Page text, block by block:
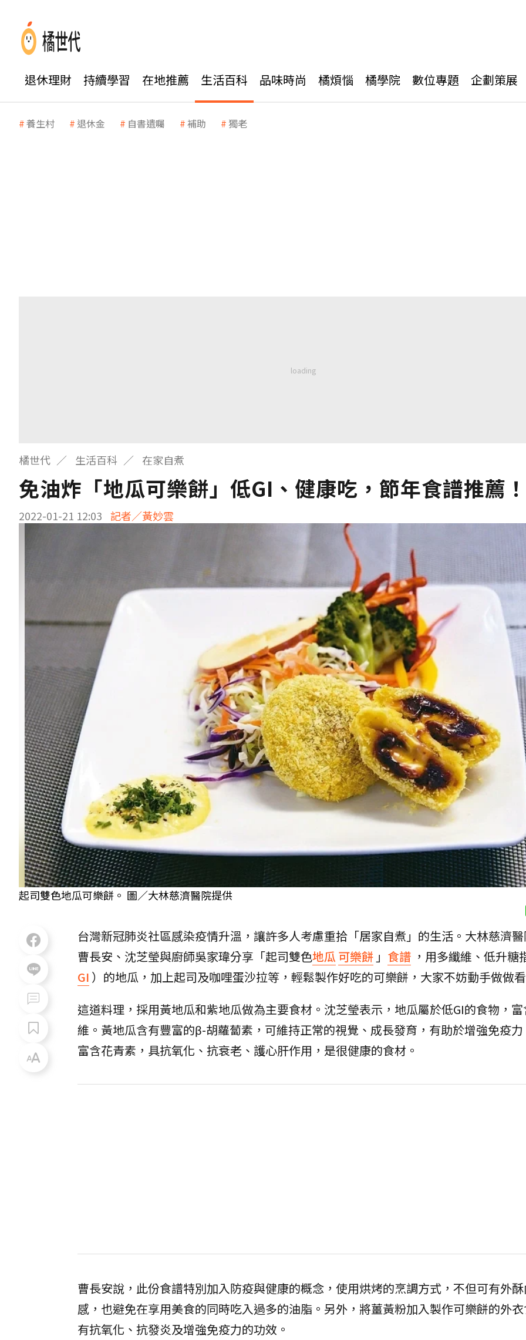
退休理財 持續學習 在地推薦 生活百科 品味時尚 橘煩惱 橘學院 數位專題 企劃策展
養生村 退休金 自書遺囑 補助 獨老
橘世代 生活百科 在家自煮
免油炸「地瓜可樂餅」低GI、健康吃，節年食譜推薦
2022-01-21 12:03 記者／黃妙雲
起司雙色地瓜可樂餅。 圖／大林慈濟醫院提供
台灣新冠肺炎社區感染疫情升溫，讓許多人考慮重拾「居家自煮」的生活。大林慈濟
曹長安、沈芝瑩與廚師吳家瑋分享「起司雙色地瓜 可樂餅 」 食譜 ，用多纖維、低升糖
GI ）的地瓜，加上起司及咖哩蛋沙拉等，輕鬆製作好吃的可樂餅，大家不妨動手做做
這道料理，採用黃地瓜和紫地瓜做為主要食材。沈芝瑩表示，地瓜屬於低GI的食物，
維。黃地瓜含有豐富的β-胡蘿蔔素，可維持正常的視覺、成長發育，有助於增強免疫
富含花青素，具抗氧化、抗衰老、護心肝作用，是很健康的食材。
曹長安說，此份食譜特別加入防疫與健康的概念，使用烘烤的烹調方式，不但可有外
感，也避免在享用美食的同時吃入過多的油脂。另外，將薑黃粉加入製作可樂餅的外
有抗氧化、抗發炎及增強免疫力的功效。